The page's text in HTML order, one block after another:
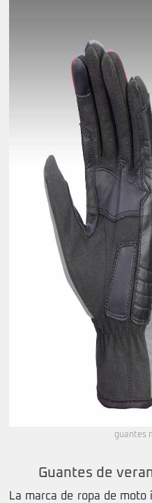
guantes
Guantes de
La marca de ropa de moto